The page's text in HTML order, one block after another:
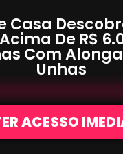
Casa
De R$
Com
Unhas
ACESSO